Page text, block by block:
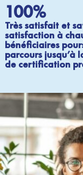
100%
Très satisfait et
satisfaction à
bénéficiaires
parcours
de certification